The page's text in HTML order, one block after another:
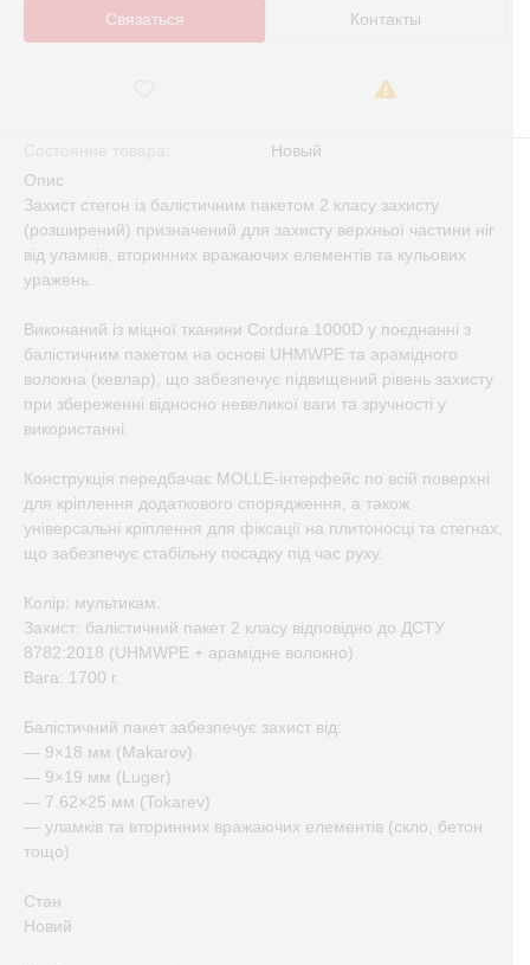
Связаться Контакты
Новый
Опис
Захист стегон із балістичним пакетом 2 класу захисту
(розширений) призначений для захисту верхньої частини ніг
від уламків, вторинних вражаючих елементів та кульових
уражень.
Виконаний із міцної тканини Cordura 1000D у поєднанні з
балістичним пакетом на основі UHMWPE та арамідного
волокна (кевлар), що забезпечує підвищений рівень захисту
при збереженні відносно невеликої ваги та зручності у
використанні.
Конструкція передбачає MOLLE-інтерфейс по всій поверхні
для кріплення додаткового спорядження, а також
універсальні кріплення для фіксації на плитоносці та стегнах,
що забезпечує стабільну посадку під час руху.
Колір: мультикам.
Захист: балістичний пакет 2 класу відповідно до ДСТУ
8782:2018 (UHMWPE + арамідне волокно).
Вага: 1700 г.
Балістичний пакет забезпечує захист від:
— 9×18 мм (Makarov)
— 9×19 мм (Luger)
— 7.62×25 мм (Tokarev)
— уламків та вторинних вражаючих елементів (скло, бетон
тощо)
Стан
Новий